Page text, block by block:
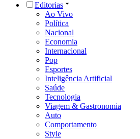
Editorias
Ao Vivo
Política
Nacional
Economia
Internacional
Pop
Esportes
Inteligência Artificial
Saúde
Tecnologia
Viagem & Gastronomia
Auto
Comportamento
Style